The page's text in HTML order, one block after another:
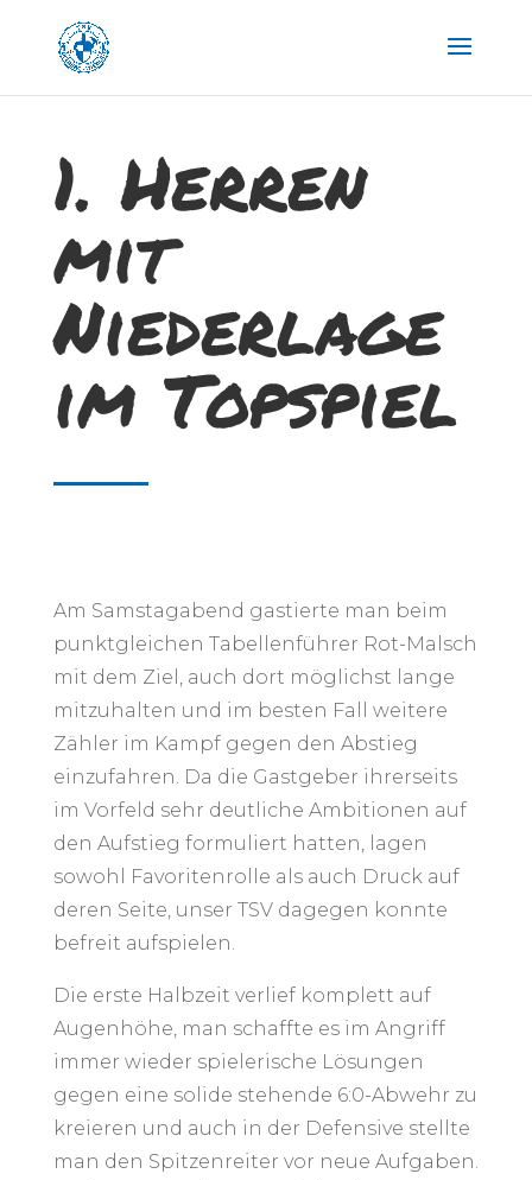
1. Herren
mit
Niederlage
im Topspiel
Am Samstagabend gastierte man beim
punktgleichen Tabellenführer Rot-Malsch
mit dem Ziel, auch dort möglichst lange
mitzuhalten und im besten Fall weitere
Zähler im Kampf gegen den Abstieg
einzufahren. Da die Gastgeber ihrerseits
im Vorfeld sehr deutliche Ambitionen auf
den Aufstieg formuliert hatten, lagen
sowohl Favoritenrolle als auch Druck auf
deren Seite, unser TSV dagegen konnte
befreit aufspielen.
Die erste Halbzeit verlief komplett auf
Augenhöhe, man schaffte es im Angriff
immer wieder spielerische Lösungen
gegen eine solide stehende 6:0-Abwehr zu
kreieren und auch in der Defensive stellte
man den Spitzenreiter vor neue Aufgaben.